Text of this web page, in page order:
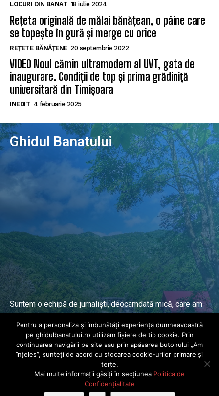
LOCURI DIN BANAT 18 iulie 2024
Rețeta originală de mălai bănățean, o pâine care
se topește în gură și merge cu orice
REȚETE BĂNĂȚENE 20 septembrie 2022
VIDEO Noul cămin ultramodern al UVT, gata de
inaugurare. Condiții de top și prima grădiniță
universitară din Timișoara
INEDIT 4 februarie 2025
Ghidul Banatului
Suntem o echipă de jurnaliști, deocamdată mică, care am
ani.
© Ghidul Banatului 2025. Toate drepturile rezervate · Dezvoltat de
Power Media FX
Pentru a personaliza și îmbunătăți experiența dumneavoastră
pe ghidulbanatului.ro utilizăm fișiere de tip cookie. Prin
continuarea navigării pe site sau prin apăsarea butonului „Am
înțeles”, sunteți de acord cu stocarea cookie-urilor primare și
terțe.
Mai multe informații găsiți în secțiunea Politica de
Confidențialitate